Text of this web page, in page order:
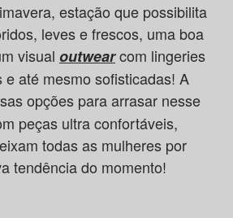
estação que possibilita
leves e frescos, uma boa
visual outwearcom lingeries
e até mesmo sofisticadas! A
opções para arrasar nesse
peças ultra confortáveis,
todas as mulheres por
tendência do momento!